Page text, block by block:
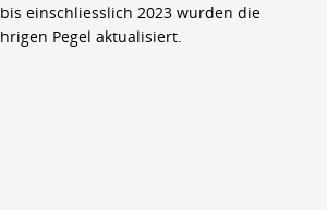
einschliesslich 2023 wurden die
Pegel aktualisiert.